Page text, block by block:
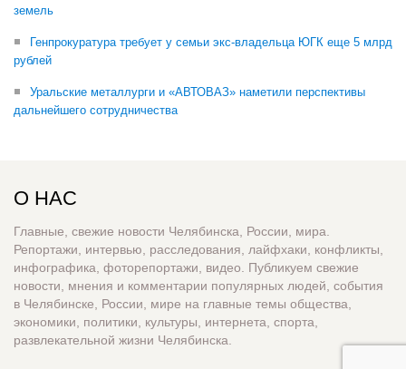
земель
Генпрокуратура требует у семьи экс-владельца ЮГК еще 5 млрд
рублей
Уральские металлурги и «АВТОВАЗ» наметили перспективы
дальнейшего сотрудничества
О НАС
Главные, свежие новости Челябинска, России, мира.
Репортажи, интервью, расследования, лайфхаки, конфликты,
инфографика, фоторепортажи, видео. Публикуем свежие
новости, мнения и комментарии популярных людей, события
в Челябинске, России, мире на главные темы общества,
экономики, политики, культуры, интернета, спорта,
развлекательной жизни Челябинска.